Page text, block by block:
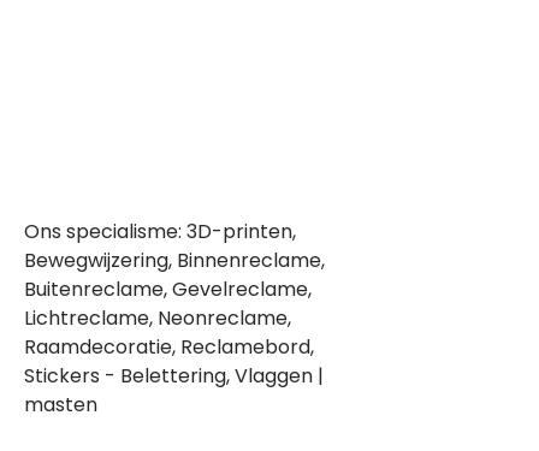
Ons specialisme: 3D-printen,
Bewegwijzering, Binnenreclame,
Buitenreclame, Gevelreclame,
Lichtreclame, Neonreclame,
Raamdecoratie, Reclamebord,
Stickers - Belettering, Vlaggen |
masten